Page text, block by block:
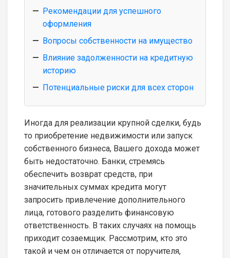
Рекомендации для успешного
оформления
Вопросы собственности на имущество
Влияние задолженности на кредитную
историю
Потенциальные риски для всех сторон
Иногда для реализации крупной сделки, будь
то приобретение недвижимости или запуск
собственного бизнеса, Вашего дохода может
быть недостаточно. Банки, стремясь
обеспечить возврат средств, при
значительных суммах кредита могут
запросить привлечение дополнительного
лица, готового разделить финансовую
ответственность. В таких случаях на помощь
приходит созаемщик. Рассмотрим, кто это
такой и чем он отличается от поручителя,